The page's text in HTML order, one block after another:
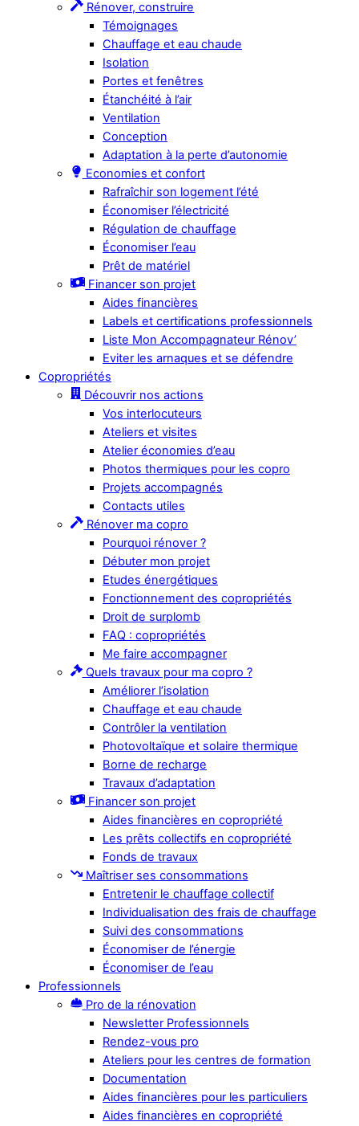
Rénover, construire
Témoignages
Chauffage et eau chaude
Isolation
Portes et fenêtres
Étanchéité à l’air
Ventilation
Conception
Adaptation à la perte d’autonomie
Economies et confort
Rafraîchir son logement l’été
Économiser l’électricité
Régulation de chauffage
Économiser l’eau
Prêt de matériel
Financer son projet
Aides financières
Labels et certifications professionnels
Liste Mon Accompagnateur Rénov’
Eviter les arnaques et se défendre
Copropriétés
Découvrir nos actions
Vos interlocuteurs
Ateliers et visites
Atelier économies d’eau
Photos thermiques pour les copro
Projets accompagnés
Contacts utiles
Rénover ma copro
Pourquoi rénover ?
Débuter mon projet
Etudes énergétiques
Fonctionnement des copropriétés
Droit de surplomb
FAQ : copropriétés
Me faire accompagner
Quels travaux pour ma copro ?
Améliorer l’isolation
Chauffage et eau chaude
Contrôler la ventilation
Photovoltaïque et solaire thermique
Borne de recharge
Travaux d’adaptation
Financer son projet
Aides financières en copropriété
Les prêts collectifs en copropriété
Fonds de travaux
Maîtriser ses consommations
Entretenir le chauffage collectif
Individualisation des frais de chauffage
Suivi des consommations
Économiser de l’énergie
Économiser de l’eau
Professionnels
Pro de la rénovation
Newsletter Professionnels
Rendez-vous pro
Ateliers pour les centres de formation
Documentation
Aides financières pour les particuliers
Aides financières en copropriété